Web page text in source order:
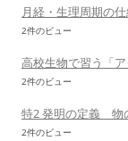
月経・生理周期の
2件のビュー
高校生物で習う「
2件のビュー
特2 発明の定義 物
2件のビュー